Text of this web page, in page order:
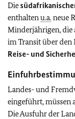
Die
enthaltenu.a.neue
Minderjährigen, die
im Transit über den
Reise- und
Landes- und
eingeführt, müssen
Die Ausfuhr der